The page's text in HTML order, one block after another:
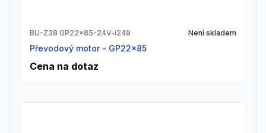
BU-Z38 GP22x85-24V-i249 Není skladem
Převodový motor - GP22x85
Cena na dotaz